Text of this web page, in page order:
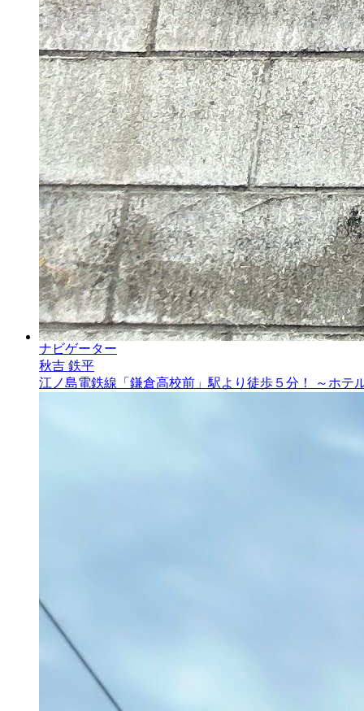
ナビゲーター
秋吉 鉄平
江ノ島電鉄線「鎌倉高校前」駅より徒歩５分！ ～ホテ